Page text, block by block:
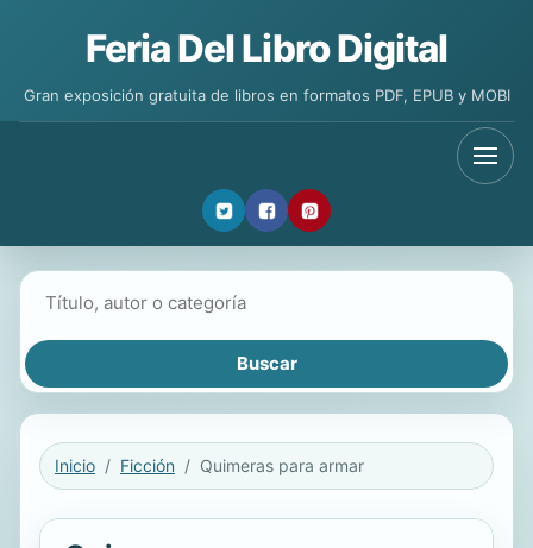
Feria Del Libro Digital
Gran exposición gratuita de libros en formatos PDF, EPUB y MOBI
Inicio Ficción Quimeras para armar